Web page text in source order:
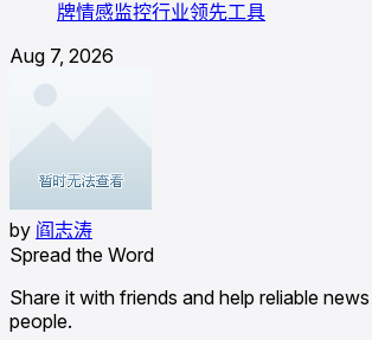
牌情感监控行业领先工具
Aug 7, 2026
by 阎志涛
Spread the Word
Share it with friends and help reliable
people.